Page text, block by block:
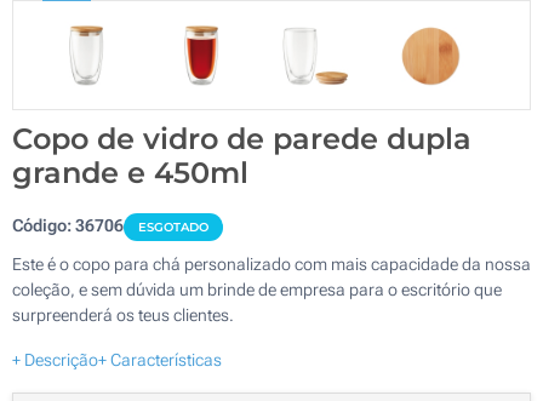
Copo de vidro de parede dupla
grande e 450ml
Código:36706 ESGOTADO
Este é o copo para chá personalizado com mais capacidade da nossa
coleção, e sem dúvida um brinde de empresa para o escritório que
surpreenderá os teus clientes.
+ Descrição+ Características